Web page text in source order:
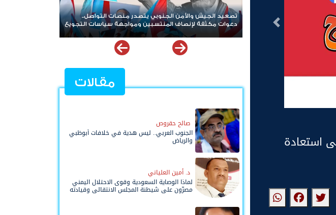
التالى
استعادة
يتصدر منصات التواصل..
ومواجهة سياسات التجويع
جنوبيون موعدنا مليونية يوليو.. الشعب يكسر قيود الوصاية
مقالات
صالح حقروص
الجنوب العربي.. ليس هدية في خلافات أبوظبي
والرياض
د. أمين العلياني
لماذا الوصاية السعودية وقوى الاحتلال اليمني
مصرّون على شيطنة المجلس الانتقالي وقيادته